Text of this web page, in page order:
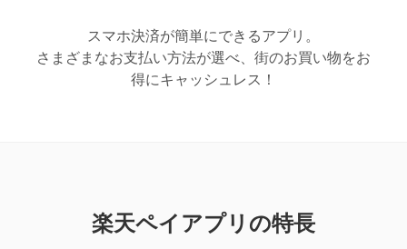
スマホ決済が簡単にできるアプリ。
さまざまなお支払い方法が選べ、街のお買い物をお
得にキャッシュレス！
楽天ペイアプリの特長